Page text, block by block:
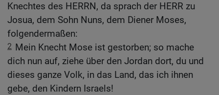
Knechtes des HERRN, da sprach der HERR zu
Josua, dem Sohn Nuns, dem Diener Moses,
folgendermaßen:
2 Mein Knecht Mose ist gestorben; so mache
dich nun auf, ziehe über den Jordan dort, du und
dieses ganze Volk, in das Land, das ich ihnen
gebe, den Kindern Israels!